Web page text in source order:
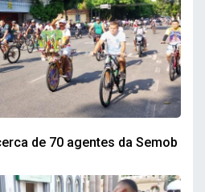
de 70 agentes da Semob